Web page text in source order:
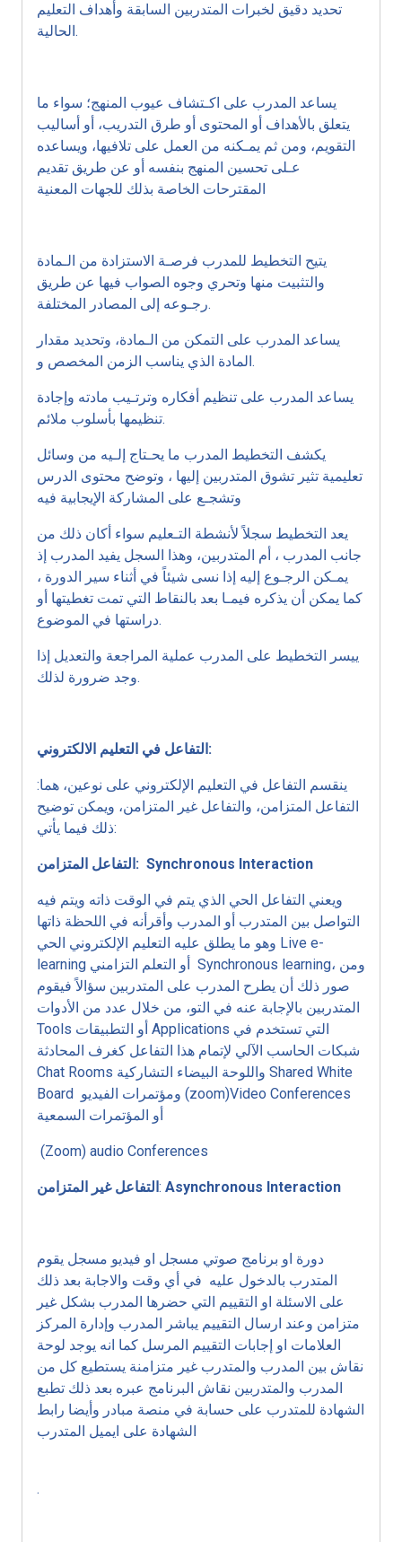
تحديد دقيق لخبرات المتدربين السابقة وأهداف التعليم
الحالية.
يساعد المدرب على اكـتشاف عيوب المنهج؛ سواء ما
يتعلق بالأهداف أو المحتوى أو طرق التدريب، أو أساليب
التقويم، ومن ثم يمـكنه من العمل على تلافيها، ويساعده
عـلى تحسين المنهج بنفسه أو عن طريق تقديم
المقترحات الخاصة بذلك للجهات المعنية
يتيح التخطيط للمدرب فرصـة الاستزادة من الـمادة
والتثبيت منها وتحري وجوه الصواب فيها عن طريق
رجـوعه إلى المصادر المختلفة.
يساعد المدرب على التمكن من الـمادة، وتحديد مقدار
المادة الذي يناسب الزمن المخصص و.
يساعد المدرب على تنظيم أفكاره وترتـيب مادته وإجادة
تنظيمها بأسلوب ملائم.
يكشف التخطيط المدرب ما يحـتاج إلـيه من وسائل
تعليمية تثير تشوق المتدربين إليها ، وتوضح محتوى الدرس
وتشجـع على المشاركة الإيجابية فيه
يعد التخطيط سجلاً لأنشطة التـعليم سواء أكان ذلك من
جانب المدرب ، أم المتدربين، وهذا السجل يفيد المدرب إذ
يمـكن الرجـوع إليه إذا نسى شيئاً في أثناء سير الدورة ،
كما يمكن أن يذكره فيمـا بعد بالنقاط التي تمت تغطيتها أو
دراستها في الموضوع.
ييسر التخطيط على المدرب عملية المراجعة والتعديل إذا
وجد ضرورة لذلك.
التفاعل في التعليم الالكتروني:
ينقسم التفاعل في التعليم الإلكتروني على نوعين، هما:
التفاعل المتزامن، والتفاعل غير المتزامن، ويمكن توضيح
ذلك فيما يأتي:
التفاعلالمتزامن: Synchronous Interaction
ويعني التفاعل الحي الذي يتم في الوقت ذاته ويتم فيه
التواصل بين المتدرب أو المدرب وأقرأنه في اللحظة ذاتها
وهو ما يطلق عليه التعليم الإلكتروني الحي Live e-
learning أو التعلم التزامني Synchronous learning، ومن
صور ذلك أن يطرح المدرب على المتدربين سؤالاً فيقوم
المتدربين بالإجابة عنه في التو، من خلال عدد من الأدوات
Tools أو التطبيقات Applications التي تستخدم في
شبكات الحاسب الآلي لإتمام هذا التفاعل كغرف المحادثة
Chat Rooms واللوحة البيضاء التشاركية Shared White
Board ومؤتمرات الفيديو (zoom)Video Conferences
أو المؤتمرات السمعية
(Zoom) audio Conferences
التفاعل غير المتزامن: Asynchronous Interaction
دورة او برنامج صوتي مسجل او فيديو مسجل يقوم
المتدرب بالدخول عليه في أي وقت والاجابة بعد ذلك
على الاسئلة او التقييم التي حضرها المدرب بشكل غير
متزامن وعند ارسال التقييم يباشر المدرب وإدارة المركز
العلامات او إجابات التقييم المرسل كما انه يوجد لوحة
نقاش بين المدرب والمتدرب غير متزامنة يستطيع كل من
المدرب والمتدربين نقاش البرنامج عبره بعد ذلك تطبع
الشهادة للمتدرب على حسابة في منصة مبادر وأيضا رابط
.